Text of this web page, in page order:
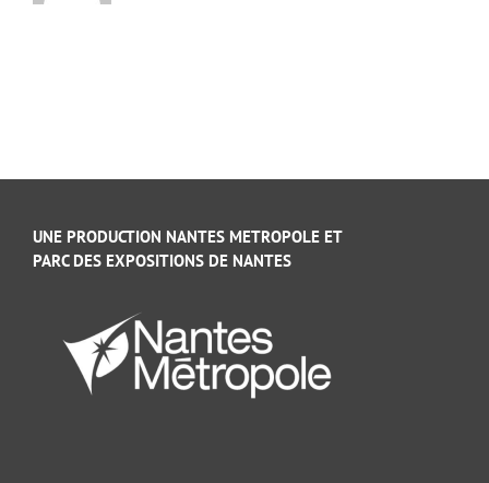
UNE PRODUCTION NANTES METROPOLE ET
PARC DES EXPOSITIONS DE NANTES